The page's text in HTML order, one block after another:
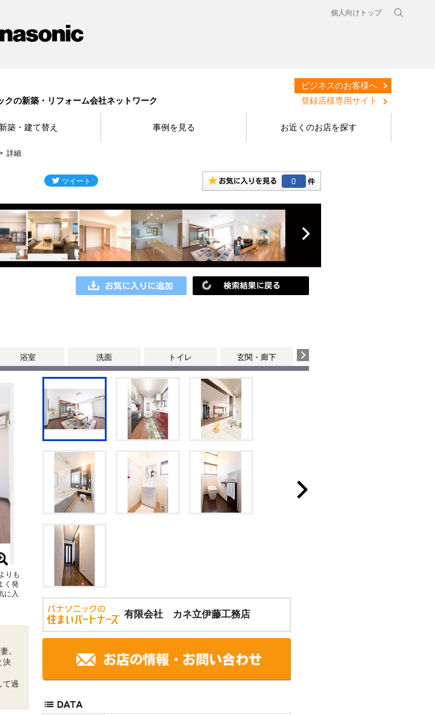
個人向けトップ
クの新築・リフォーム会社ネットワーク
ビジネスのお客様へ
登録店様専用サイト
新築・建て替え 事例を見る お近くのお店を探す
詳細
0
浴室 洗面 トイレ 玄関・廊下
有限会社 カネ立伊藤工務店
りも
く発
に入
。
決
て過